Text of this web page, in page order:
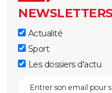
NEWSLETTERS
Actualité
Sport
Les dossiers d'actu